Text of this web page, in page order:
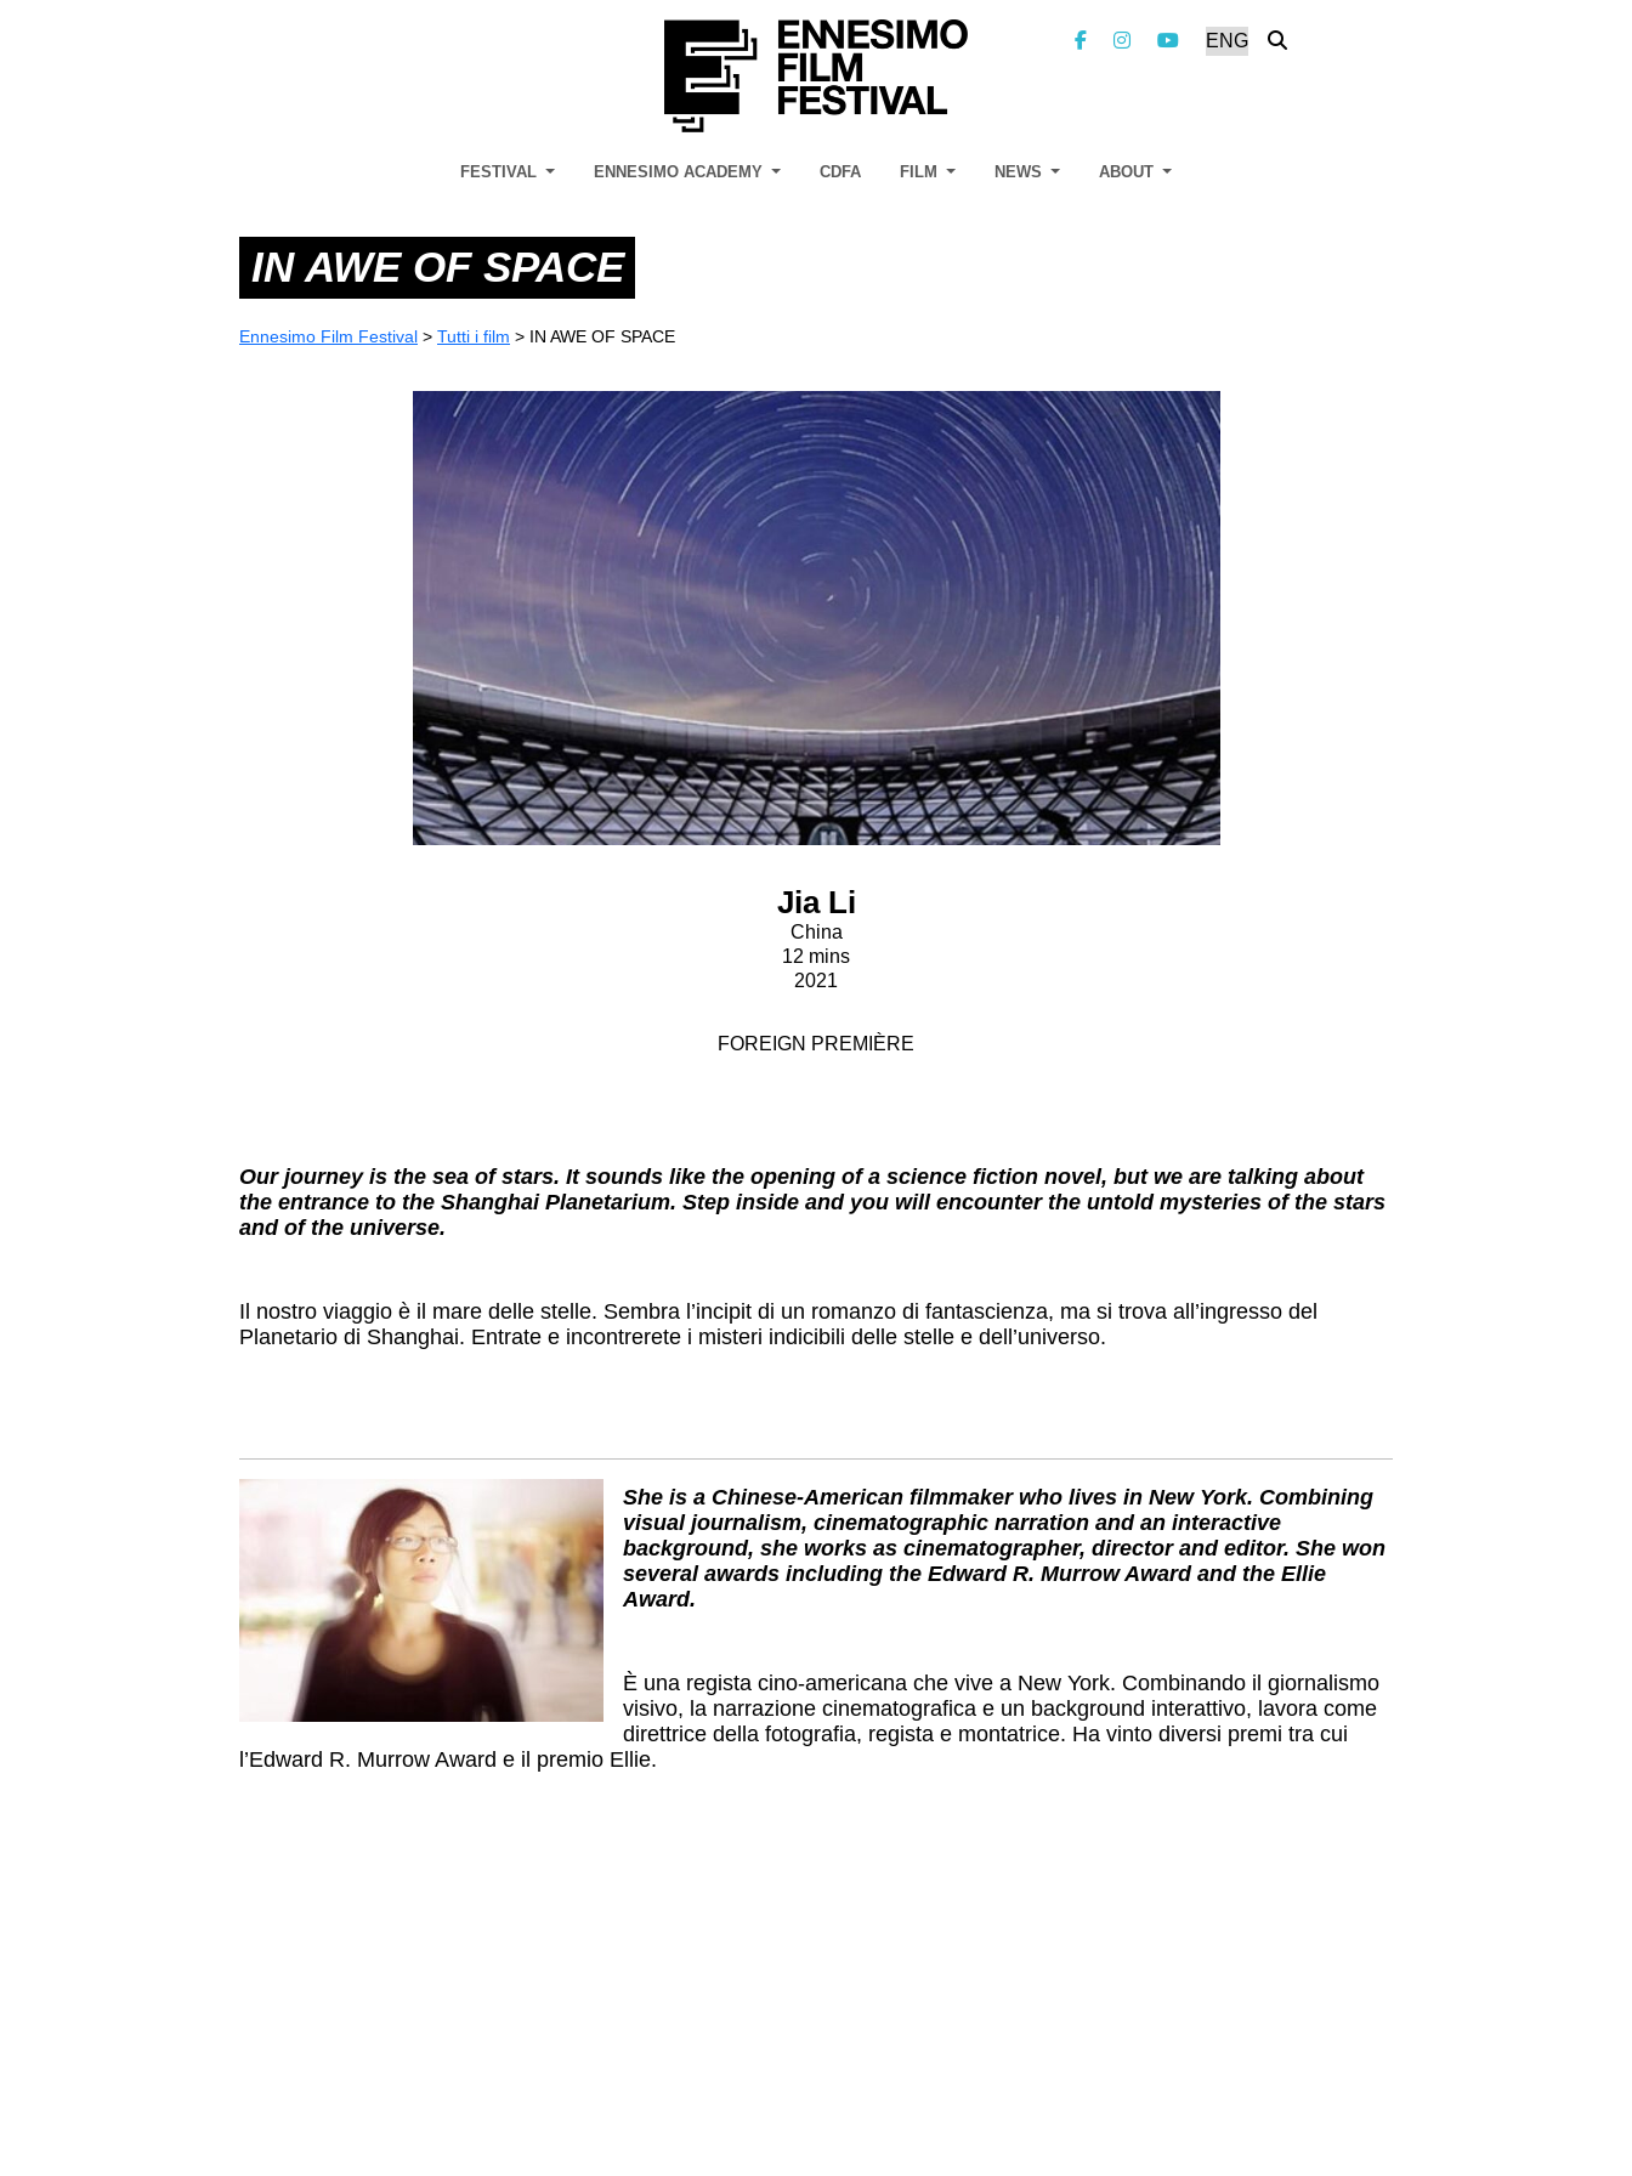
FESTIVAL ENNESIMO ACADEMY CDFA FILM NEWS ABOUT
IN AWE OF SPACE
Ennesimo Film Festival > Tutti i film > IN AWE OF SPACE
Jia Li
China
12 mins
2021
FOREIGN PREMIÈRE
Our journey is the sea of stars. It sounds like the opening of a science fiction novel, but we are talking about
the entrance to the Shanghai Planetarium. Step inside and you will encounter the untold mysteries of the stars
and of the universe.
Il nostro viaggio è il mare delle stelle. Sembra l’incipit di un romanzo di fantascienza, ma si trova all’ingresso del
Planetario di Shanghai. Entrate e incontrerete i misteri indicibili delle stelle e dell’universo.
She is a Chinese-American filmmaker who lives in New York. Combining
visual journalism, cinematographic narration and an interactive
background, she works as cinematographer, director and editor. She won
several awards including the Edward R. Murrow Award and the Ellie
Award.
È una regista cino-americana che vive a New York. Combinando il giornalismo
visivo, la narrazione cinematografica e un background interattivo, lavora come
direttrice della fotografia, regista e montatrice. Ha vinto diversi premi tra cui
l’Edward R. Murrow Award e il premio Ellie.